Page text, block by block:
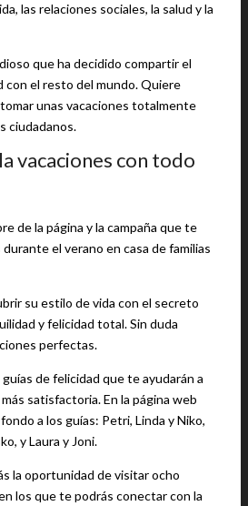
las relaciones sociales, la salud y la
que ha decidido compartir el
con el resto del mundo. Quiere
unas vacaciones totalmente
ciudadanos.
vacaciones con todo
de la página y la campaña que te
el verano en casa de familias
su estilo de vida con el secreto
y felicidad total. Sin duda
perfectas.
de felicidad que te ayudarán a
satisfactoria. En la página web
a los guías: Petri, Linda y Niko,
y Laura y Joni.
la oportunidad de visitar ocho
los que te podrás conectar con la